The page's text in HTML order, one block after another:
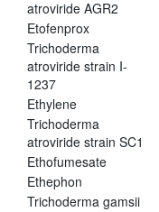
atroviride AGR2
Etofenprox
Trichoderma
atroviride strain I-
1237
Ethylene
Trichoderma
atroviride strain SC1
Ethofumesate
Ethephon
Trichoderma gamsii